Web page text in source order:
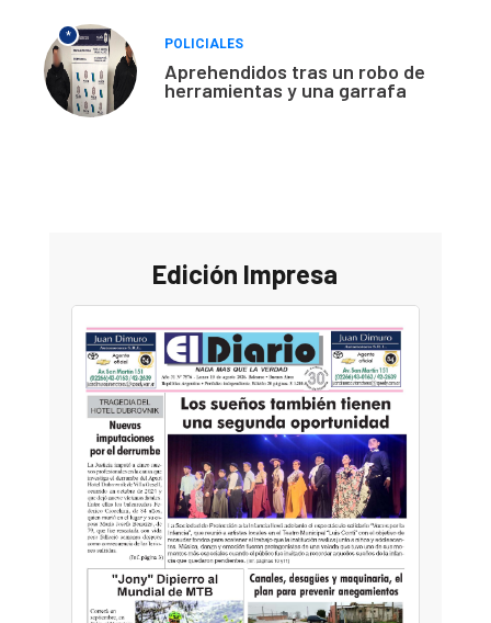
*
POLICIALES
Aprehendidos tras un robo de
herramientas y una garrafa
Edición Impresa